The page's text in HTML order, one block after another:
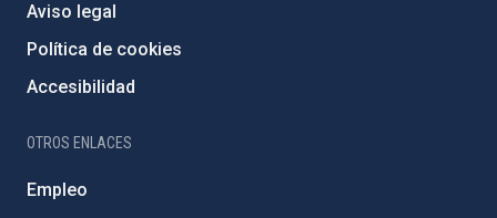
Aviso legal
Política de cookies
Accesibilidad
OTROS ENLACES
Empleo